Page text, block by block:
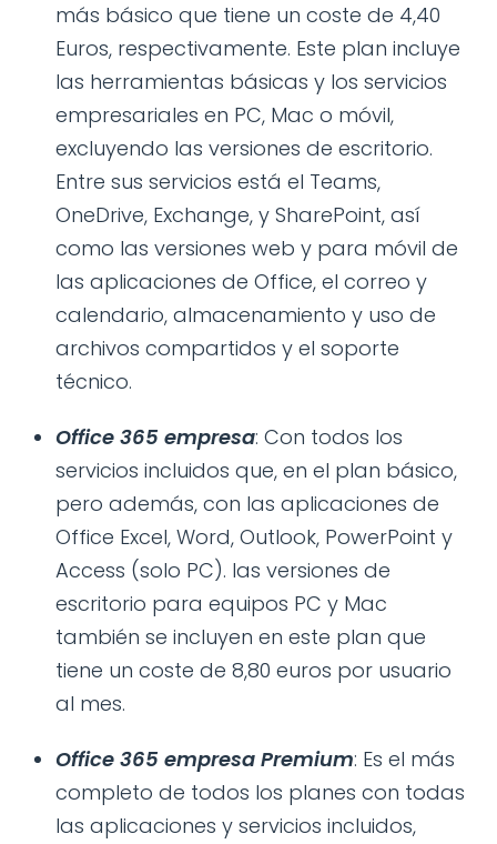
más básico que tiene un coste de 4,40
Euros, respectivamente. Este plan incluye
las herramientas básicas y los servicios
empresariales en PC, Mac o móvil,
excluyendo las versiones de escritorio.
Entre sus servicios está el Teams,
OneDrive, Exchange, y SharePoint, así
como las versiones web y para móvil de
las aplicaciones de Office, el correo y
calendario, almacenamiento y uso de
archivos compartidos y el soporte
técnico.
Office 365 empresa: Con todos los
servicios incluidos que, en el plan básico,
pero además, con las aplicaciones de
Office Excel, Word, Outlook, PowerPoint y
Access (solo PC). las versiones de
escritorio para equipos PC y Mac
también se incluyen en este plan que
tiene un coste de 8,80 euros por usuario
al mes.
Office 365 empresa Premium: Es el más
completo de todos los planes con todas
las aplicaciones y servicios incluidos,